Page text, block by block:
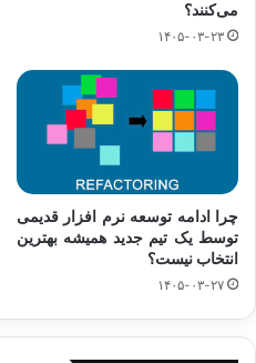
می‌کنند؟
۱۴۰۵-۰۳-۲۳
چرا ادامه توسعه نرم افزار قدیمی
توسط یک تیم جدید همیشه بهترین
انتخاب نیست؟
۱۴۰۵-۰۳-۲۷